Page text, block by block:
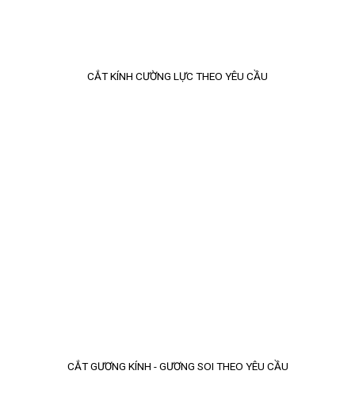
CẮT KÍNH CƯỜNG LỰC THEO YÊU CẦU
CẮT GƯƠNG KÍNH - GƯƠNG SOI THEO YÊU CẦU